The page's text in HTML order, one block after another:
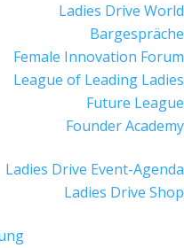
Ladies Drive World
Bargespräche
Female Innovation Forum
League of Leading Ladies
Future League
Founder Academy
Ladies Drive Event-Agenda
Ladies Drive Shop